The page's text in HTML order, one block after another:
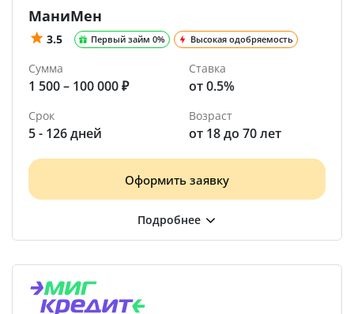
МаниМен
3.5 Первый займ 0% Высокая одобряемость
Сумма
1 500 – 100 000 ₽
Ставка
от 0.5%
Срок
5 - 126 дней
Возраст
от 18 до 70 лет
Оформить заявку